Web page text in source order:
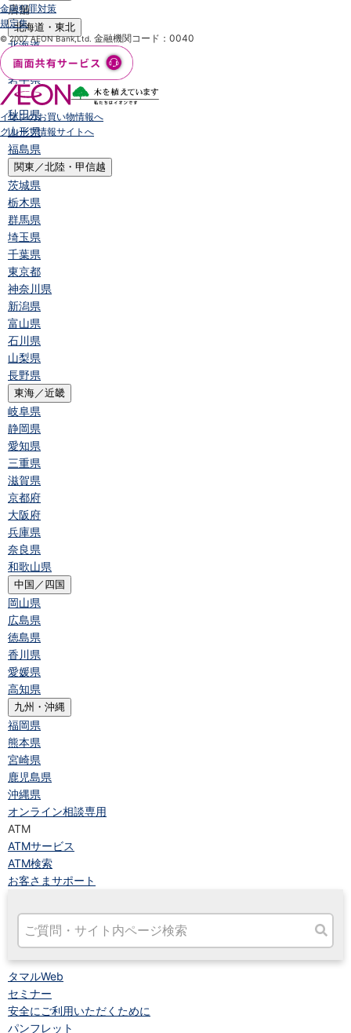
店舗
北海道・東北
北海道
青森県
岩手県
宮城県
秋田県
山形県
福島県
関東／北陸・甲信越
茨城県
栃木県
群馬県
埼玉県
千葉県
東京都
神奈川県
新潟県
富山県
石川県
山梨県
長野県
東海／近畿
岐阜県
静岡県
愛知県
三重県
滋賀県
京都府
大阪府
兵庫県
奈良県
和歌山県
中国／四国
岡山県
広島県
徳島県
香川県
愛媛県
高知県
九州・沖縄
福岡県
熊本県
宮崎県
鹿児島県
沖縄県
オンライン相談専用
ATM
ATMサービス
ATM検索
お客さまサポート
タマルWeb
セミナー
安全にご利用いただくために
パンフレット
金融犯罪対策
規定集
© 2007 AEON Bank,Ltd. 金融機関コード：0040
イオンのお買い物情報へ
グループ情報サイトへ